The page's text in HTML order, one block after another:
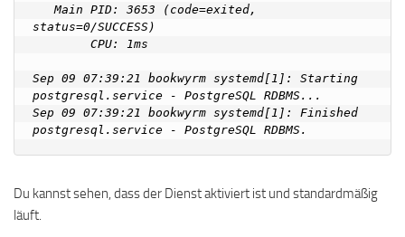
   Main PID: 3653 (code=exited,
status=0/SUCCESS)
Sep 09 07:39:21 bookwyrm systemd[1]: Starting
postgresql.service - PostgreSQL RDBMS...
Sep 09 07:39:21 bookwyrm systemd[1]: Finished
Du kannst sehen, dass der Dienst aktiviert ist und standardmäßig
läuft.